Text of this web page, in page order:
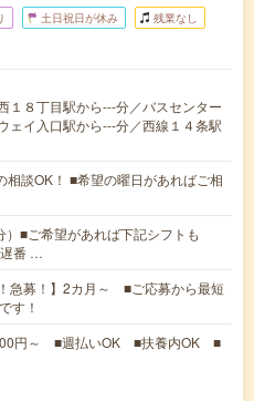
土日祝日が休み 残業なし
１８丁目駅から---分／バスセンター
ェイ入口駅から---分／西線１４条駅
相談OK！ ■希望の曜日があればご相
■ご希望があれば下記シフトも
番 …
急募！】2カ月～ ■ご応募から最短
す！
円～ ■週払いOK ■扶養内OK ■